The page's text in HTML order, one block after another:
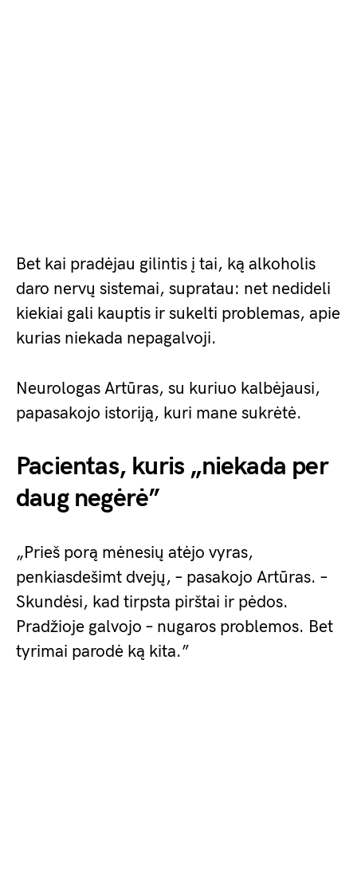
Bet kai pradėjau gilintis į tai, ką alkoholis
daro nervų sistemai, supratau: net nedideli
kiekiai gali kauptis ir sukelti problemas, apie
kurias niekada nepagalvoji.
Neurologas Artūras, su kuriuo kalbėjausi,
papasakojo istoriją, kuri mane sukrėtė.
Pacientas, kuris „niekada per
daug negėrė”
„Prieš porą mėnesių atėjo vyras,
penkiasdešimt dvejų, – pasakojo Artūras. –
Skundėsi, kad tirpsta pirštai ir pėdos.
Pradžioje galvojo – nugaros problemos. Bet
tyrimai parodė ką kita.”